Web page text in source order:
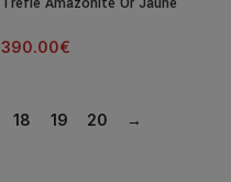
390.00€
18 19 20 →